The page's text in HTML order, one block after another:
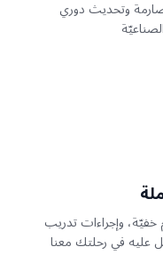
وتحديث دوري
وإجراءات تدريب
عليه في رحلتك معنا